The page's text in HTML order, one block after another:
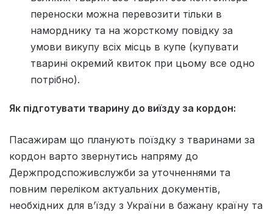
переноски можна перевозити тільки в
наморднику та на жорсткому повідку за
умови викупу всіх місць в купе (купувати
тварині окремий квиток при цьому все одно
потрібно).
Як підготувати тварину до виїзду за кордон:
Пасажирам що планують поїздку з тваринами за
кордон варто звернутись напряму до
Держпродспоживслужби за уточненнями та
повним переліком актуальних документів,
необхідних для вʼїзду з України в бажану країну та